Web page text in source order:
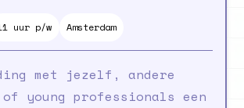
uur p/w Amsterdam
met jezelf, andere
young professionals een